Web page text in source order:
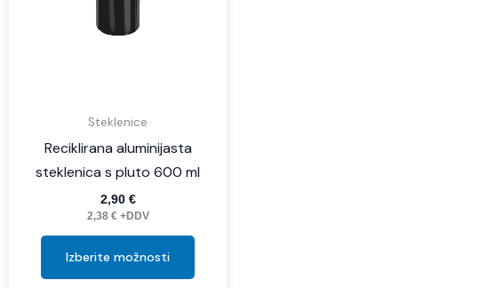
Steklenice
Reciklirana aluminijasta
steklenica s pluto 600 ml
2,90 €
2,38 €+DDV
Izberite možnosti